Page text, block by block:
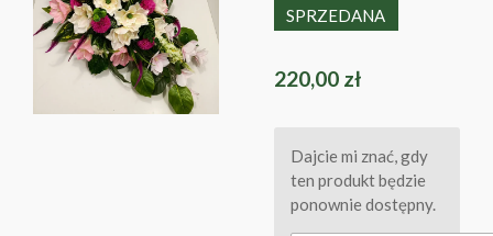
SPRZEDANA
220,00 zł
Dajcie mi znać, gdy
ten produkt będzie
ponownie dostępny.